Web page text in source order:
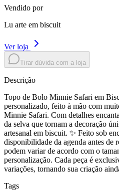
Vendido por
Lu arte em biscuit
Ver loja
Tirar dúvida com a loja
Descrição
Topo de Bolo Minnie Safari em
personalizado, feito à mão com
Minnie Safari. Com detalhes
da selva que tornam a decoração
artesanal em biscuit. ✨ Feito sob
disponibilidade da agenda antes de
podem variar de acordo com o
personalização. Cada peça é
variações, tornando sua criação
Tags